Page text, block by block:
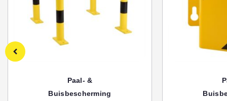
Paal- &
Buisbescherming